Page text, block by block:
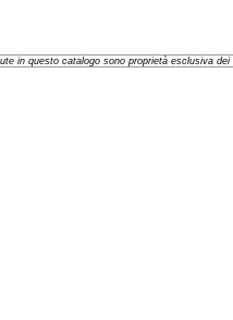
in questo catalogo sono proprietà esclusiva